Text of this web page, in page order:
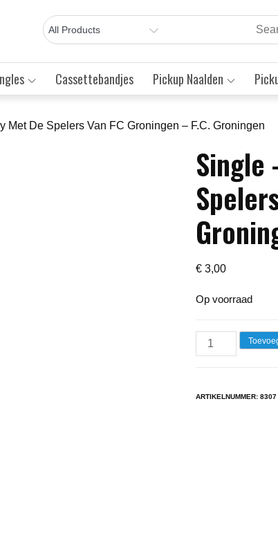
Cassettebandjes Pickup Naalden
Met De Spelers Van FC Groningen – F.C. Groningen
Single
€ 3,00
Op voorraad
Single
-
&
ARTIKELNUMMER:8307